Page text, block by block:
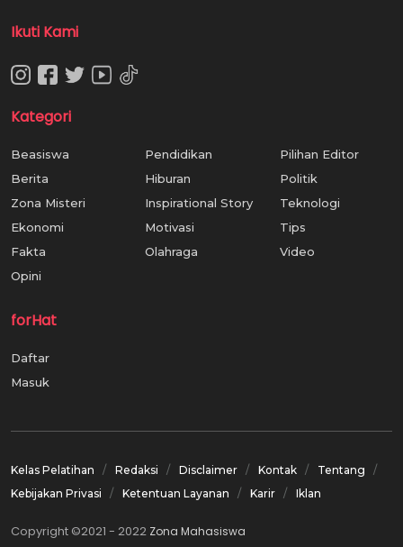
Ikuti Kami
Kategori
Beasiswa
Berita
Zona Misteri
Ekonomi
Fakta
Opini
Pendidikan
Hiburan
Inspirational Story
Motivasi
Olahraga
Pilihan Editor
Politik
Teknologi
Tips
Video
forHat
Daftar
Masuk
Kelas Pelatihan Redaksi Disclaimer Kontak
Tentang
Kebijakan Privasi
Ketentuan Layanan Karir Iklan
Copyright ©2021 - 2022 Zona Mahasiswa